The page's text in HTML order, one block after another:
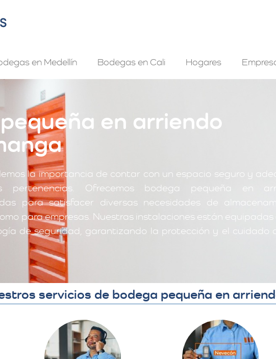
en Medellín Bodegas en Cali Hogares
en arriendo
la importancia de contar con un espacio seguro y
pertenencias. Ofrecemos bodega pequeña en
para satisfacer diversas necesidades de
para empresas. Nuestras instalaciones están equipadas
de seguridad, garantizando la protección y el cuidado
servicios de bodega pequeña en